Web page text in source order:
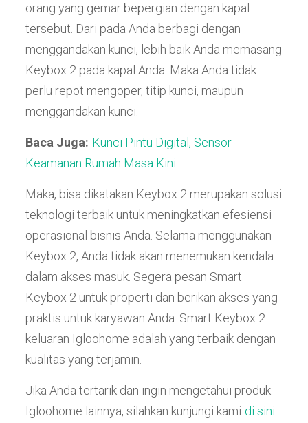
orang yang gemar bepergian dengan kapal
tersebut. Dari pada Anda berbagi dengan
menggandakan kunci, lebih baik Anda memasang
Keybox 2 pada kapal Anda. Maka Anda tidak
perlu repot mengoper, titip kunci, maupun
menggandakan kunci.
Baca Juga: Kunci Pintu Digital, Sensor
Keamanan Rumah Masa Kini
Maka, bisa dikatakan Keybox 2 merupakan solusi
teknologi terbaik untuk meningkatkan efesiensi
operasional bisnis Anda. Selama menggunakan
Keybox 2, Anda tidak akan menemukan kendala
dalam akses masuk. Segera pesan Smart
Keybox 2 untuk properti dan berikan akses yang
praktis untuk karyawan Anda. Smart Keybox 2
keluaran Igloohome adalah yang terbaik dengan
kualitas yang terjamin.
Jika Anda tertarik dan ingin mengetahui produk
Igloohome lainnya, silahkan kunjungi kami di sini.